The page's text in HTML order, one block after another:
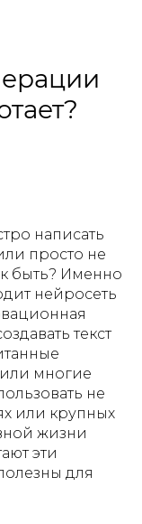
написать
просто не
быть? Именно
нейросеть
текст
многие
не
или крупных
жизни
эти
для